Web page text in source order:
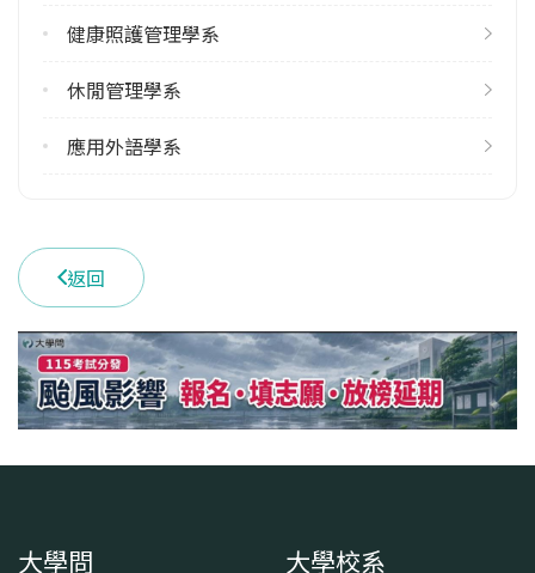
健康照護管理學系
休閒管理學系
應用外語學系
返回
大學問 大學校系